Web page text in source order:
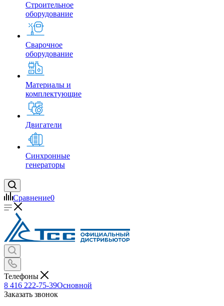
Строительное
оборудование
Сварочное
оборудование
Материалы и
комплектующие
Двигатели
Синхронные
генераторы
Сравнение0
Телефоны
8 416 222-75-39Основной
Заказать звонок